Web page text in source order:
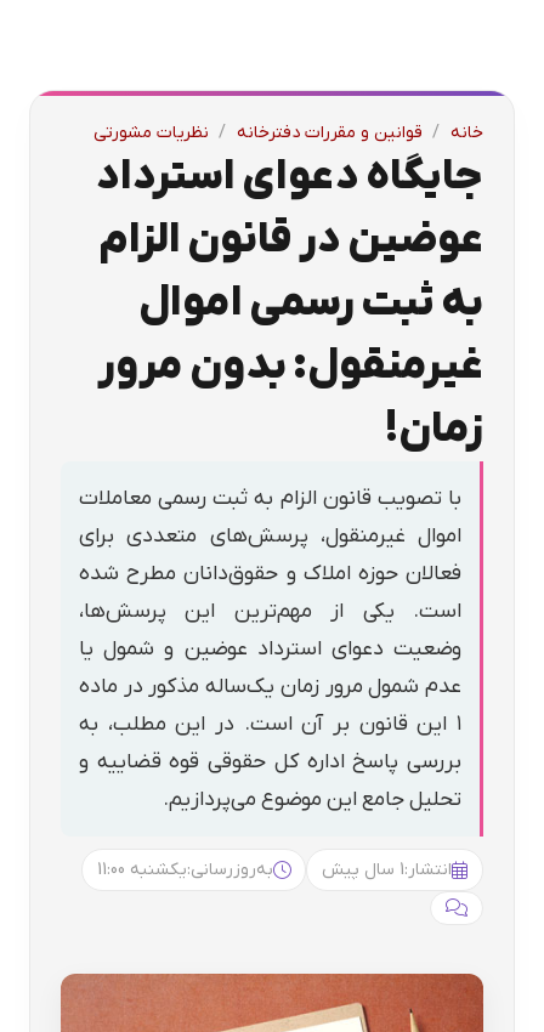
خانه / قوانین و مقررات دفترخانه / نظریات مشورتی
جایگاه دعوای استرداد
عوضین در قانون الزام
به ثبت رسمی اموال
غیرمنقول: بدون مرور
زمان!
با تصویب قانون الزام به ثبت رسمی معاملات
اموال غیرمنقول، پرسش‌های متعددی برای
فعالان حوزه املاک و حقوق‌دانان مطرح شده
است. یکی از مهم‌ترین این پرسش‌ها،
وضعیت دعوای استرداد عوضین و شمول یا
عدم شمول مرور زمان یک‌ساله مذکور در ماده
۱ این قانون بر آن است. در این مطلب، به
بررسی پاسخ اداره کل حقوقی قوه قضاییه و
تحلیل جامع این موضوع می‌پردازیم.
انتشار:1 سال پیش به‌روزرسانی:یکشنبه 11:00